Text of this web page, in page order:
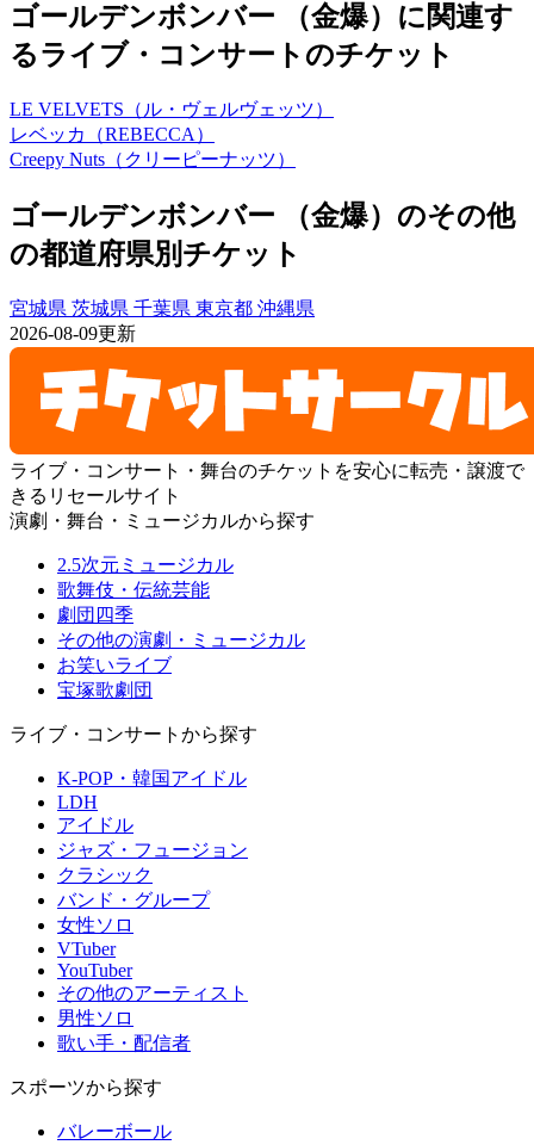
ゴールデンボンバー （金爆）に関連す
るライブ・コンサートのチケット
LE VELVETS（ル・ヴェルヴェッツ）
レベッカ（REBECCA）
Creepy Nuts（クリーピーナッツ）
ゴールデンボンバー （金爆）のその他
の都道府県別チケット
宮城県 茨城県 千葉県 東京都 沖縄県
2026-08-09更新
ライブ・コンサート・舞台のチケットを安心に転売・譲渡で
きるリセールサイト
演劇・舞台・ミュージカルから探す
2.5次元ミュージカル
歌舞伎・伝統芸能
劇団四季
その他の演劇・ミュージカル
お笑いライブ
宝塚歌劇団
ライブ・コンサートから探す
K-POP・韓国アイドル
LDH
アイドル
ジャズ・フュージョン
クラシック
バンド・グループ
女性ソロ
VTuber
YouTuber
その他のアーティスト
男性ソロ
歌い手・配信者
スポーツから探す
バレーボール